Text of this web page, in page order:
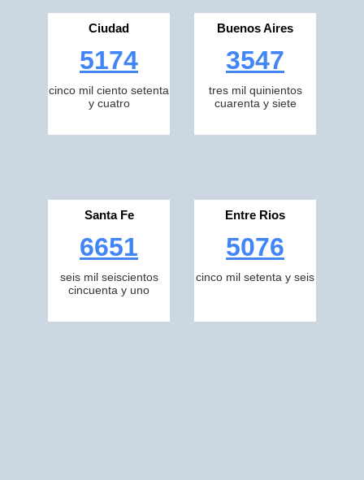
Ciudad
5174
cinco mil ciento setenta
y cuatro
Buenos Aires
3547
tres mil quinientos
cuarenta y siete
Santa Fe
6651
seis mil seiscientos
cincuenta y uno
Entre Rios
5076
cinco mil setenta y seis